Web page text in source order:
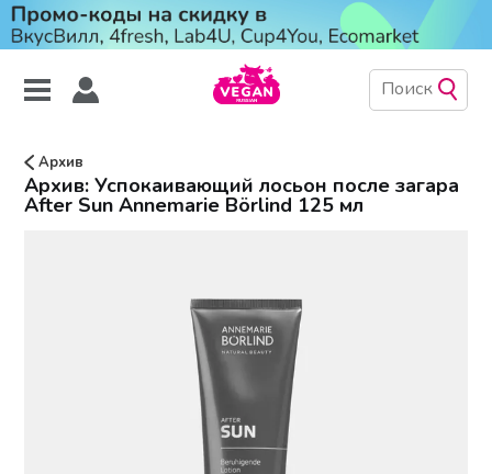
Архив
Архив: Успокаивающий лосьон после загара
After Sun Annemarie Börlind 125 мл